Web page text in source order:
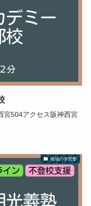
宮504アクセス阪神西宮
地域の学習塾